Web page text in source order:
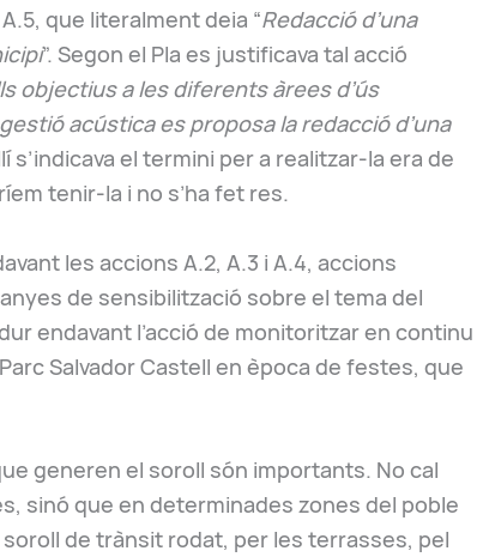
que literalment deia “Redacció d’una
”. Segon el Pla es justificava tal acció
objectius a les diferents àrees d’ús
acústica es proposa la redacció d’una
s’indicava el termini per a realitzar-la era de
tenir-la i no s’ha fet res.
les accions A.2, A.3 i A.4, accions
de sensibilització sobre el tema del
endavant l’acció de monitoritzar en continu
Salvador Castell en època de festes, que
generen el soroll són importants. No cal
sinó que en determinades zones del poble
de trànsit rodat, per les terrasses, pel